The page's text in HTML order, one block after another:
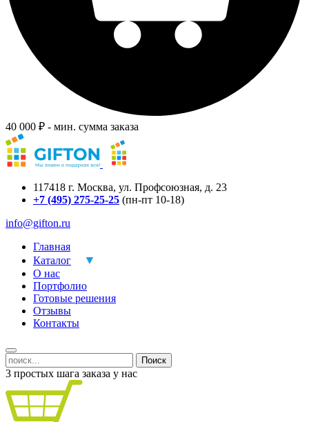
40 000 ₽ - мин. сумма заказа
117418 г. Москва, ул. Профсоюзная, д. 23
+7 (495) 275-25-25 (пн-пт 10-18)
info@gifton.ru
Главная
Каталог
О нас
Портфолио
Готовые решения
Отзывы
Контакты
Поиск
3 простых шага заказа у нас